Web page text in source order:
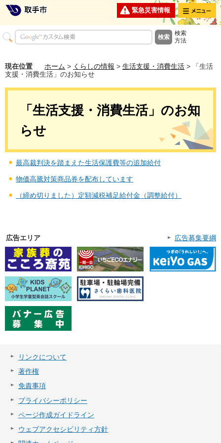
緊急災害情報 メニュー
検索
方法
現在位置 ホーム > くらしの情報 > 生活支援・消費生活 > 「生活
支援・消費生活」のお知らせ
「生活支援・消費生活」のお知
らせ
最高裁判決を踏まえた生活保護費等の追加給付
物価高騰対策商品券を配布しています
（締め切りました）定額減税補足給付金（調整給付）
広告エリア 広告募集要綱
リンクについて
著作権
免責事項
プライバシーポリシー
ページ作成ガイドライン
ウェブアクセシビリティ方針